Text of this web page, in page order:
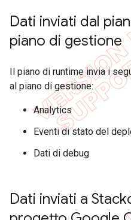
Dati inviati dal
piano di gestione
Il piano di runtime invia i
al piano di gestione:
Analytics
Eventi di stato del
Dati di debug
Dati inviati a